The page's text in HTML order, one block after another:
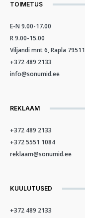
TOIMETUS
E-N 9.00-17.00
R 9.00-15.00
Viljandi mnt 6, Rapla 79511
+372 489 2133
info@sonumid.ee
REKLAAM
+372 489 2133
+372 5551 1084
reklaam@sonumid.ee
KUULUTUSED
+372 489 2133